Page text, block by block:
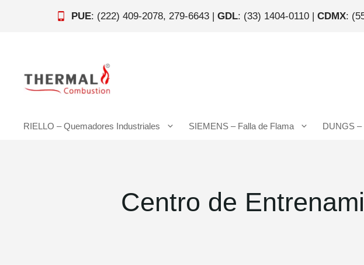
PUE: (222) 409-2078, 279-6643 | GDL: (33) 1404-0110 | CDMX:
RIELLO – Quemadores Industriales SIEMENS – Falla de Flama DUNGS –
Centro de